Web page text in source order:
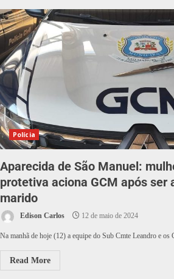
Polícia
Aparecida de São Manuel:
protetiva aciona GCM após ser
marido
Edison Carlos 12 de maio de 2024
Na manhã de hoje (12) a equipe do Sub Cmte Leandro e
Read More